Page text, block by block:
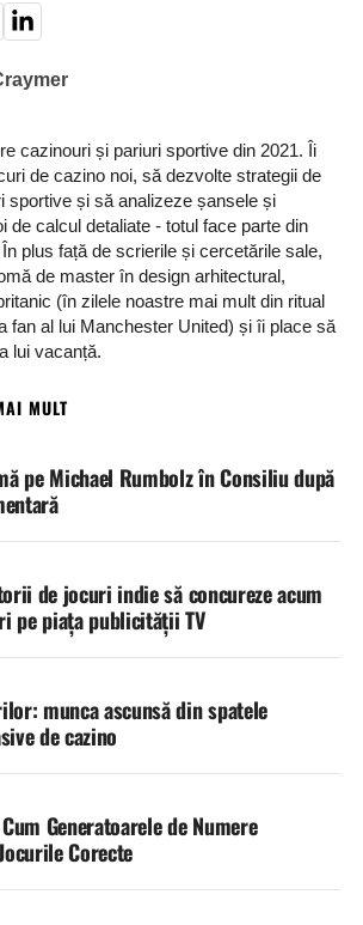
cazinouri și pariuri sportive din 2021. Îi
de cazino noi, să dezvolte strategii de
sportive și să analizeze șansele și
de calcul detaliate - totul face parte din
plus față de scrierile și cercetările sale,
de master în design arhitectural,
(în zilele noastre mai mult din ritual
fan al lui Manchester United) și îi place să
lui vacanță.
pe Michael Rumbolz în Consiliu după
de jocuri indie să concureze acum
pe piața publicității TV
munca ascunsă din spatele
de cazino
Generatoarele de Numere
Corecte